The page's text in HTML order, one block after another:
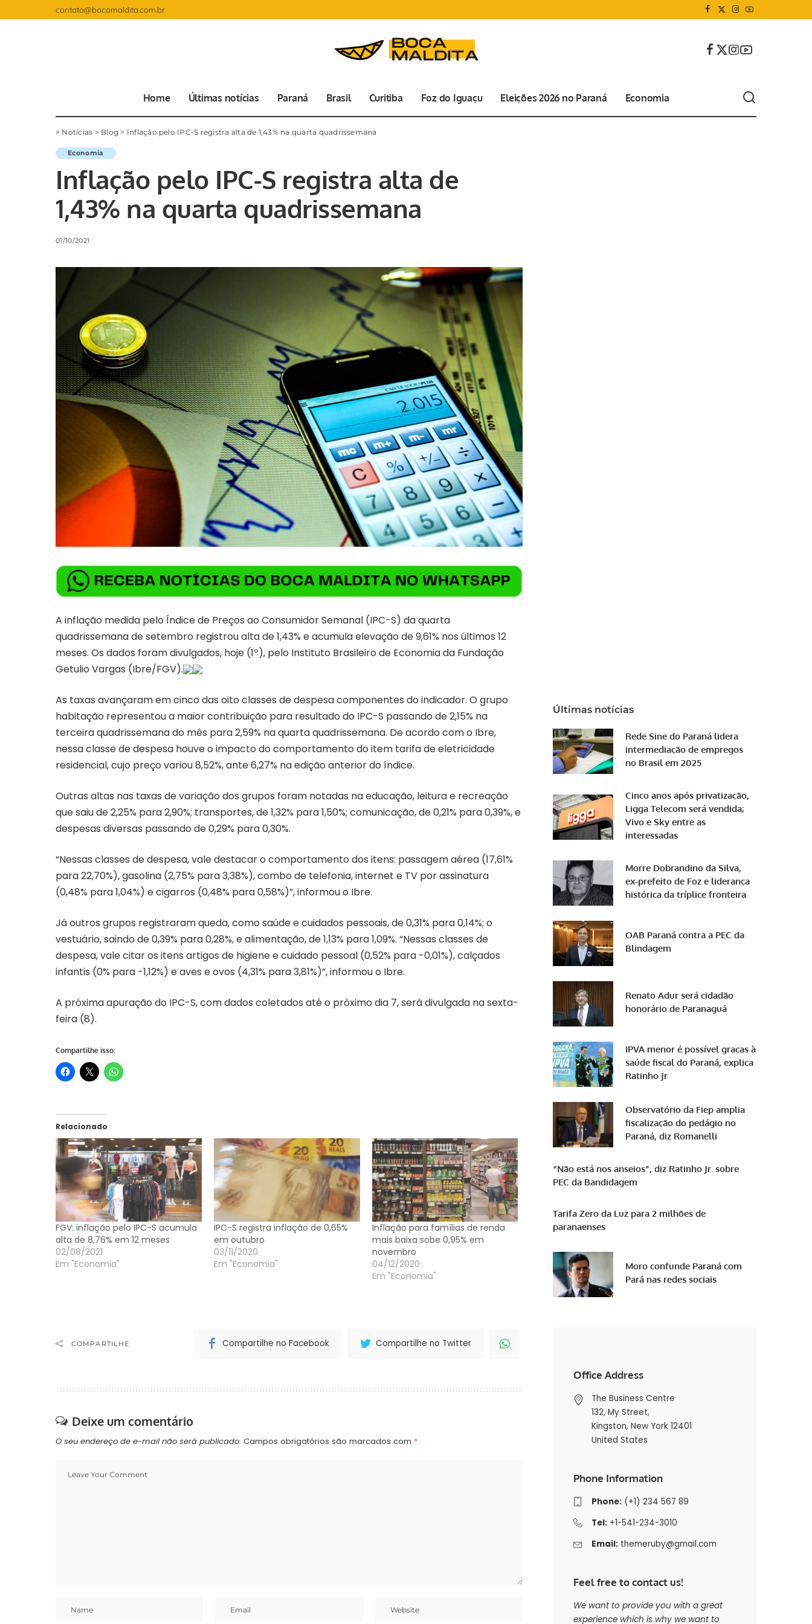
contato@bocamaldita.com.br
Home Últimas notícias Paraná Brasil Curitiba Foz do Iguaçu Eleições 2026 no Paraná Economia
> Notícias > Blog > Inflação pelo IPC-S registra alta de 1,43% na quarta quadrissemana
Economia
Inflação pelo IPC-S registra alta de
1,43% na quarta quadrissemana
01/10/2021
A inflação medida pelo Índice de Preços ao Consumidor Semanal (IPC-S) da quarta
quadrissemana de setembro registrou alta de 1,43% e acumula elevação de 9,61% nos últimos 12
meses. Os dados foram divulgados, hoje (1º), pelo Instituto Brasileiro de Economia da Fundação
Getulio Vargas (Ibre/FGV).
As taxas avançaram em cinco das oito classes de despesa componentes do indicador. O grupo
habitação representou a maior contribuição para resultado do IPC-S passando de 2,15% na
terceira quadrissemana do mês para 2,59% na quarta quadrissemana. De acordo com o Ibre,
nessa classe de despesa houve o impacto do comportamento do item tarifa de eletricidade
residencial, cujo preço variou 8,52%, ante 6,27% na edição anterior do índice.
Outras altas nas taxas de variação dos grupos foram notadas na educação, leitura e recreação
que saiu de 2,25% para 2,90%; transportes, de 1,32% para 1,50%; comunicação, de 0,21% para 0,39%, e
despesas diversas passando de 0,29% para 0,30%.
“Nessas classes de despesa, vale destacar o comportamento dos itens: passagem aérea (17,61%
para 22,70%), gasolina (2,75% para 3,38%), combo de telefonia, internet e TV por assinatura
(0,48% para 1,04%) e cigarros (0,48% para 0,58%)”, informou o Ibre.
Já outros grupos registraram queda, como saúde e cuidados pessoais, de 0,31% para 0,14%; o
vestuário, saindo de 0,39% para 0,28%, e alimentação, de 1,13% para 1,09%. “Nessas classes de
despesa, vale citar os itens artigos de higiene e cuidado pessoal (0,52% para -0,01%), calçados
infantis (0% para -1,12%) e aves e ovos (4,31% para 3,81%)”, informou o Ibre.
A próxima apuração do IPC-S, com dados coletados até o próximo dia 7, será divulgada na sexta-
feira (8).
Compartilhe isso:
Relacionado
FGV: inflação pelo IPC-S acumula
alta de 8,76% em 12 meses
02/08/2021
Em "Economia"
IPC-S registra inflação de 0,65%
em outubro
03/11/2020
Em "Economia"
Inflação para famílias de renda
mais baixa sobe 0,95% em
novembro
04/12/2020
Em "Economia"
COMPARTILHE Compartilhe no Facebook Compartilhe no Twitter
Deixe um comentário
O seu endereço de e-mail não será publicado. Campos obrigatórios são marcados com *
Últimas notícias
Rede Sine do Paraná lidera
intermediação de empregos
no Brasil em 2025
Cinco anos após privatização,
Ligga Telecom será vendida;
Vivo e Sky entre as
interessadas
Morre Dobrandino da Silva,
ex-prefeito de Foz e liderança
histórica da tríplice fronteira
OAB Paraná contra a PEC da
Blindagem
Renato Adur será cidadão
honorário de Paranaguá
IPVA menor é possível graças à
saúde fiscal do Paraná, explica
Ratinho Jr
Observatório da Fiep amplia
fiscalização do pedágio no
Paraná, diz Romanelli
“Não está nos anseios”, diz Ratinho Jr. sobre
PEC da Bandidagem
Tarifa Zero da Luz para 2 milhões de
paranaenses
Moro confunde Paraná com
Pará nas redes sociais
Office Address
The Business Centre
132, My Street,
Kingston, New York 12401
United States
Phone Information
Phone:(+1) 234 567 89
Tel:+1-541-234-3010
Email: themeruby@gmail.com
Feel free to contact us!
We want to provide you with a great
experience which is why we want to